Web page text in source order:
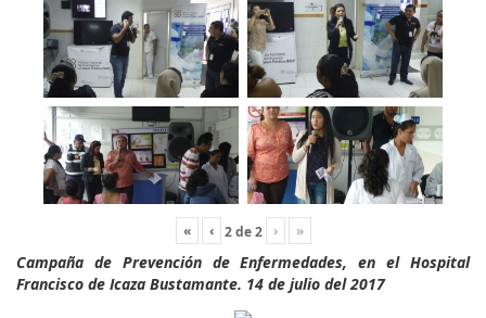
« ‹ 2de2 › »
Campaña de Prevención de Enfermedades, en el Hospital
Francisco de Icaza Bustamante. 14 de julio del 2017